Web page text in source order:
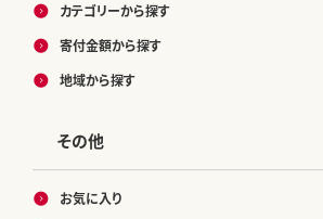
カテゴリーから探す
寄付金額から探す
地域から探す
その他
お気に入り